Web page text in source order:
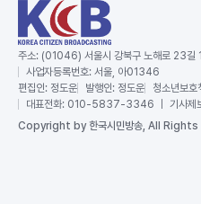
주소: (01046) 서울시 강북구 노해로 23
사업자등록번호: 서울, 아01346
편집인: 정도운 발행인: 정도운 청소년보호
대표전화: 010-5837-3346 ｜ 기사제
Copyright by 한국시민방송, All Rights